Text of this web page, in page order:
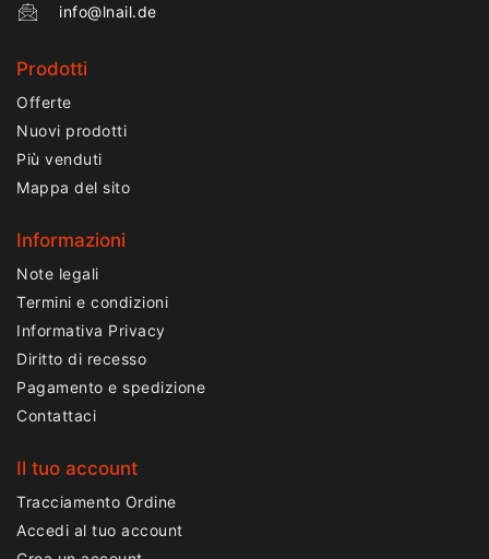
info@lnail.de
Prodotti
Offerte
Nuovi prodotti
Più venduti
Mappa del sito
Informazioni
Note legali
Termini e condizioni
Informativa Privacy
Diritto di recesso
Pagamento e spedizione
Contattaci
Il tuo account
Tracciamento Ordine
Accedi al tuo account